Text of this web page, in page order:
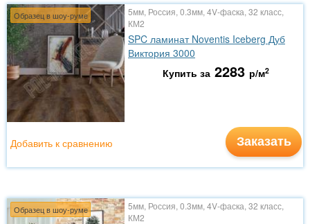
Образец в шоу-руме
5мм, Россия, 0.3мм, 4V-фаска, 32 класс,
КМ2
SPC ламинат Noventis Iceberg Дуб
Виктория 3000
Купить за 2283 р/м2
Заказать
Добавить к сравнению
Образец в шоу-руме
5мм, Россия, 0.3мм, 4V-фаска, 32 класс,
КМ2